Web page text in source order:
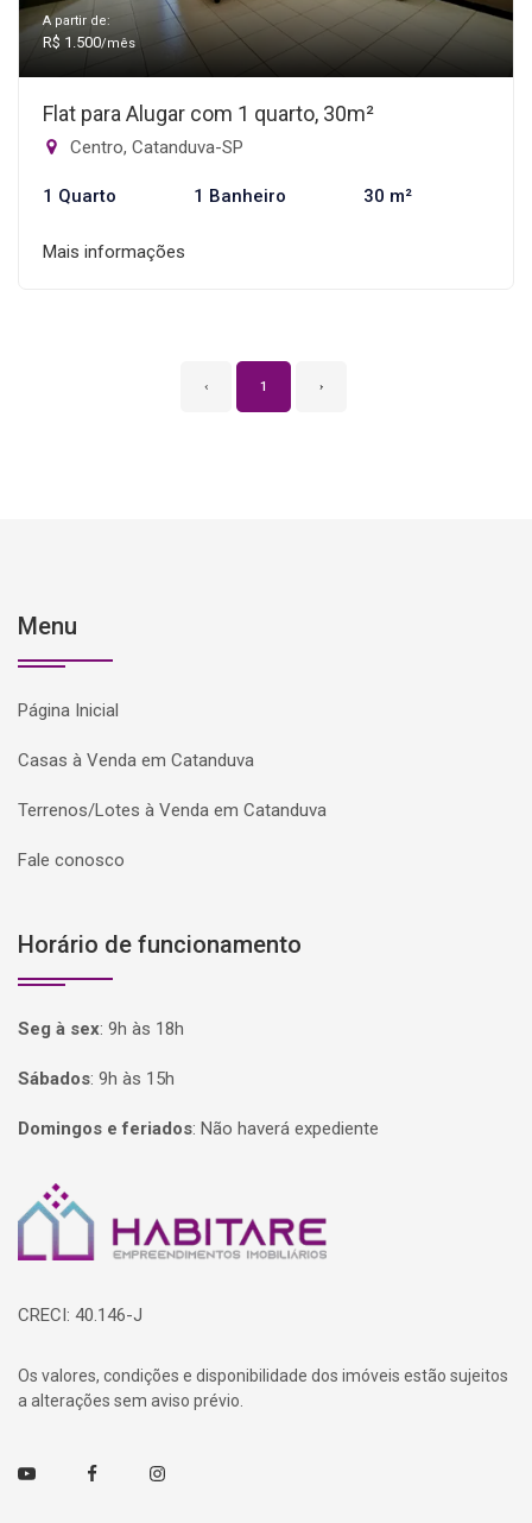
A partir de:
R$ 1.500/mês
Flat para Alugar com 1 quarto, 30m²
Centro, Catanduva-SP
1 Quarto 1 Banheiro 30 m²
Mais informações
‹ 1 ›
Menu
Página Inicial
Casas à Venda em Catanduva
Terrenos/Lotes à Venda em Catanduva
Fale conosco
Horário de funcionamento
Seg à sex: 9h às 18h
Sábados: 9h às 15h
Domingos e feriados: Não haverá expediente
Página inicial
CRECI: 40.146-J
Os valores, condições e disponibilidade dos imóveis estão sujeitos
a alterações sem aviso prévio.
Youtube FacebookInstagram